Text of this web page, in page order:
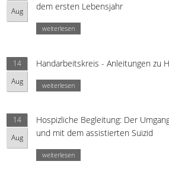
Aug
dem ersten Lebensjahr
weiterlesen
14
Aug
Handarbeitskreis - Anleitungen zu
weiterlesen
14
Aug
Hospizliche Begleitung: Der
und mit dem assistierten Suizid
weiterlesen